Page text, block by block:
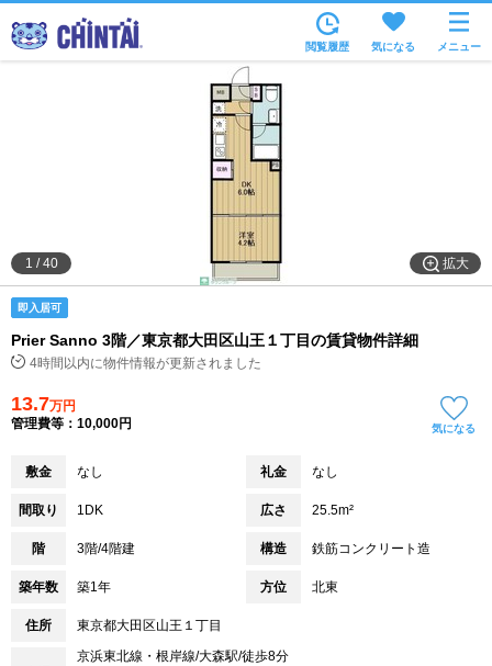
沿線・駅から
住所から
家賃相場から
通勤通学時間から
物件特集から
不動産会社から
閲覧履歴 気になる メニュー
拡大
1 /40
即入居可
Prier Sanno 3階／東京都大田区山王１丁目の賃貸物件詳細
4時間以内に物件情報が更新されました
13.7万円
管理費等：10,000円
気になる
敷金 なし 礼金 なし
間取り 1DK 広さ 25.5m²
階 3階/4階建 構造 鉄筋コンクリート造
築年数 築1年 方位 北東
住所 東京都大田区山王１丁目
京浜東北線・根岸線/大森駅/徒歩8分